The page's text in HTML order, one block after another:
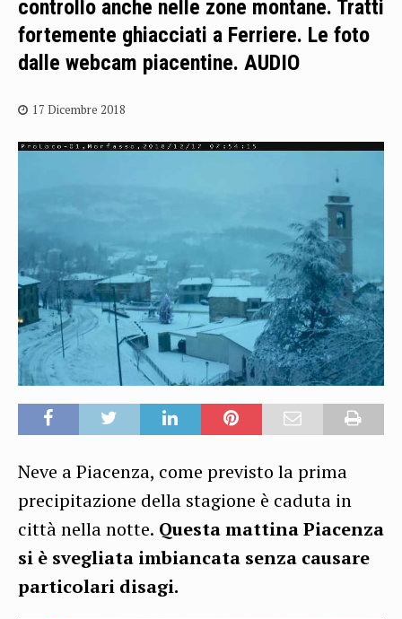
controllo anche nelle zone montane. Tratti
fortemente ghiacciati a Ferriere. Le foto
dalle webcam piacentine. AUDIO
17 Dicembre 2018
Neve a Piacenza, come previsto la prima
precipitazione della stagione è caduta in
città nella notte. Questa mattina Piacenza
si è svegliata imbiancata senza causare
particolari disagi.